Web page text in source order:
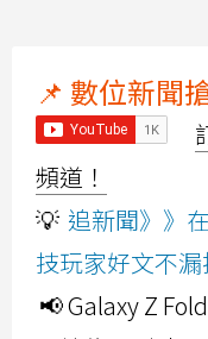
📌 數位新聞
頻道！
💡 追新聞》》
技玩家好文不漏
📢 Galaxy Z